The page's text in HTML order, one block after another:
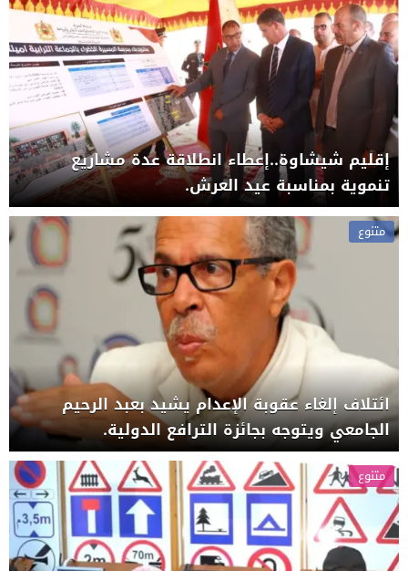
إقليم شيشاوة..إعطاء انطلاقة عدة مشاريع
تنموية بمناسبة عيد العرش.
متنوع
ائتلاف إلغاء عقوبة الإعدام يشيد بعبد الرحيم
الجامعي ويتوجه بجائزة الترافع الدولية.
متنوع